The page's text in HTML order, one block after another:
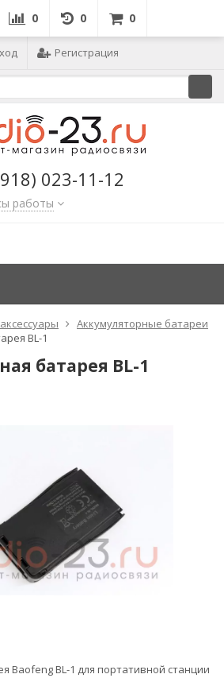
0 0 0
Регистрация
023-11-12
работы
Аккумуляторные батареи
BL-1
батарея BL-1
Baofeng BL-1 для портативной станции